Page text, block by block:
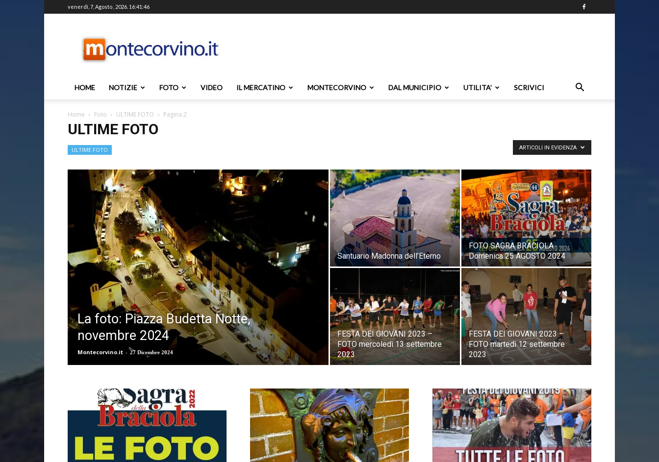
venerdì, 7, Agosto , 2026. 16:41:46
HOME NOTIZIE FOTO VIDEO IL MERCATINO MONTECORVINO DAL MUNICIPIO UTILITA’ SCRIVICI
Home Foto ULTIME FOTO Pagina 2
ULTIME FOTO
ULTIME FOTO ARTICOLI IN EVIDENZA
La foto: Piazza Budetta Notte,
novembre 2024
Montecorvino.it - 27 Dicembre 2024
Santuario Madonna dell’Eterno
FOTO SAGRA BRACIOLA
Domenica 25 AGOSTO 2024
FESTA DEI GIOVANI 2023 –
FOTO mercoledì 13 settembre
2023
FESTA DEI GIOVANI 2023 –
FOTO martedì 12 settembre
2023